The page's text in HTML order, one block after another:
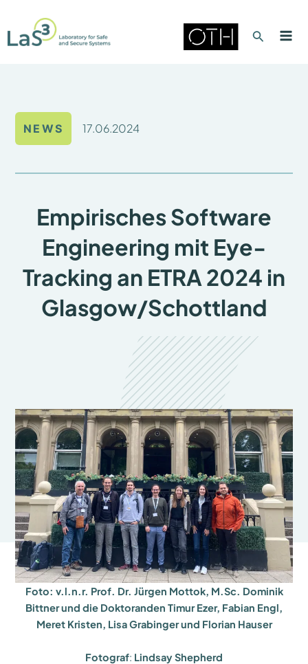
springen
Suche
NEWS 17.06.2024
Empirisches Software
Engineering mit Eye-
Tracking an ETRA 2024 in
Glasgow/Schottland
Foto: v.l.n.r. Prof. Dr. Jürgen Mottok, M.Sc. Dominik
Bittner und die Doktoranden Timur Ezer, Fabian Engl,
Meret Kristen, Lisa Grabinger und Florian Hauser
Fotograf: Lindsay Shepherd